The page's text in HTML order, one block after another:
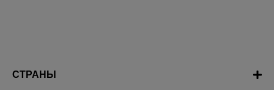
СТРАНЫ